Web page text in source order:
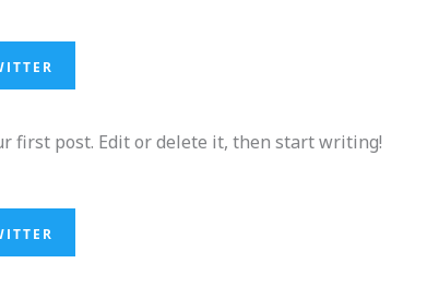
first post. Edit or delete it, then start writing!